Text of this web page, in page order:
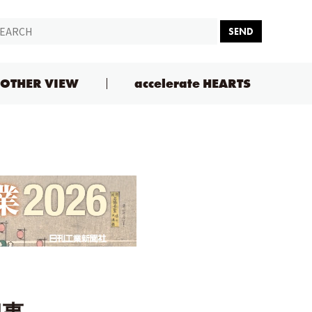
SEND
VIEW accelerate HEARTS